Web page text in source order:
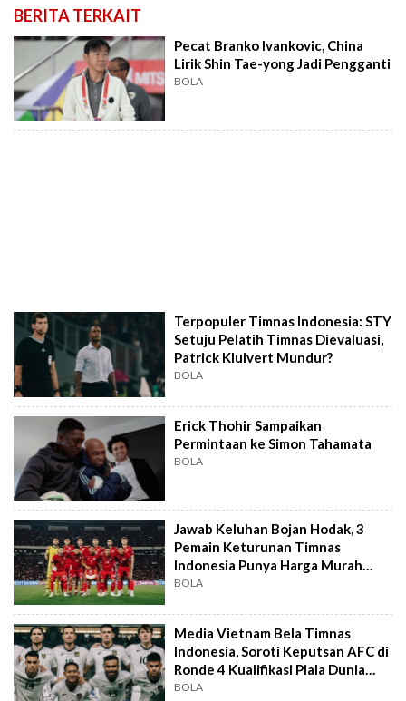
BERITA TERKAIT
Pecat Branko Ivankovic, China
Lirik Shin Tae-yong Jadi Pengganti
BOLA
Terpopuler Timnas Indonesia: STY
Setuju Pelatih Timnas Dievaluasi,
Patrick Kluivert Mundur?
BOLA
Erick Thohir Sampaikan
Permintaan ke Simon Tahamata
BOLA
Jawab Keluhan Bojan Hodak, 3
Pemain Keturunan Timnas
Indonesia Punya Harga Murah
untuk Persib
BOLA
Media Vietnam Bela Timnas
Indonesia, Soroti Keputsan AFC di
Ronde 4 Kualifikasi Piala Dunia
2026
BOLA